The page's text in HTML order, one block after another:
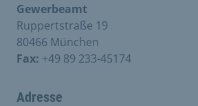
Gewerbeamt
Ruppertstraße 19
80466 München
Fax: +49 89 233-45174
Adresse